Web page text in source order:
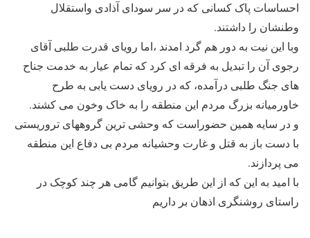
احساسات پاک کسانی که در سر سودای آذادی واستقلال
وطنشان را داشتند.
وبا اين نيت به دور هم گرد امدند ،اما رويای قدرت طلبی آقای
رجوی آن را تبديل به فرقه ای کرد که تمام عيار به خدمت جناح
های جنگ طلبی درآمده، که در رویای دست یابی به طرح
خاورمیانه بزرگ مردم این منطقه را به خاک وخون می کشند.
و در سایه همين حضوراست که وحشی ترین گروههای تروریستی
با دست باز به قتل و غارت وحشیانه مردم بی دفاع این منطقه
می پردازند.
با امید به این که از این طریق بتوانیم گامی هر چند کوچک در
راستای روشنگری اذهان بر داریم